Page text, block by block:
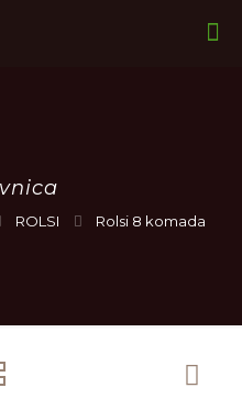
ROLSI Rolsi 8 komada